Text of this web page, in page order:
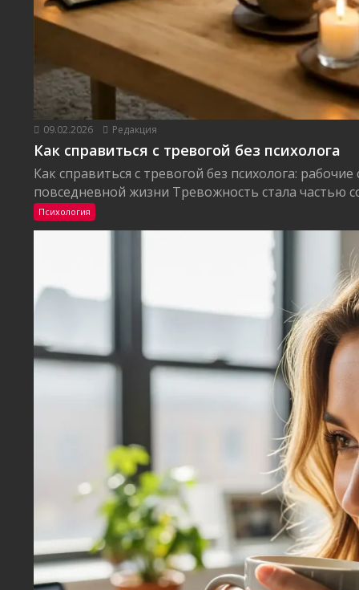
09.02.2026 Редакция
Как справиться с тревогой без психолога
Как справиться с тревогой без психолога:
повседневной жизни Тревожность стала частью
Психология